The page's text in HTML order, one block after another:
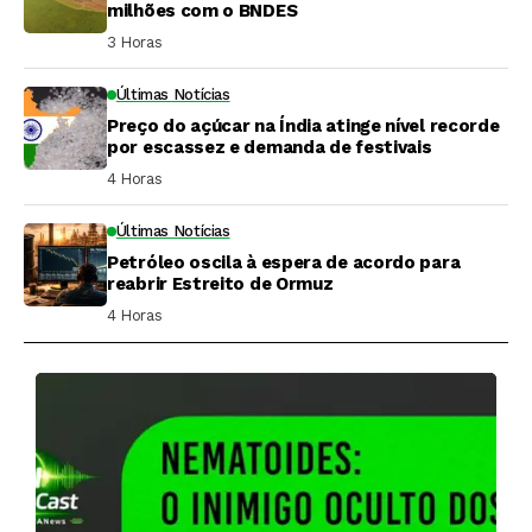
milhões com o BNDES
3 Horas ⁮
Últimas Notícias
Preço do açúcar na Índia atinge nível recorde
por escassez e demanda de festivais
4 Horas ⁮
Últimas Notícias
Petróleo oscila à espera de acordo para
reabrir Estreito de Ormuz
4 Horas ⁮